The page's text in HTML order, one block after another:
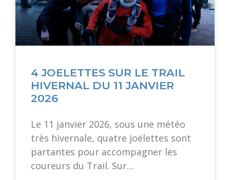
4 JOELETTES SUR LE TRAIL
HIVERNAL DU 11 JANVIER
2026
Le 11 janvier 2026, sous une météo
très hivernale, quatre joëlettes sont
partantes pour accompagner les
coureurs du Trail. Sur…